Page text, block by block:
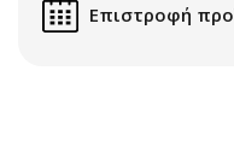
Επιστροφή